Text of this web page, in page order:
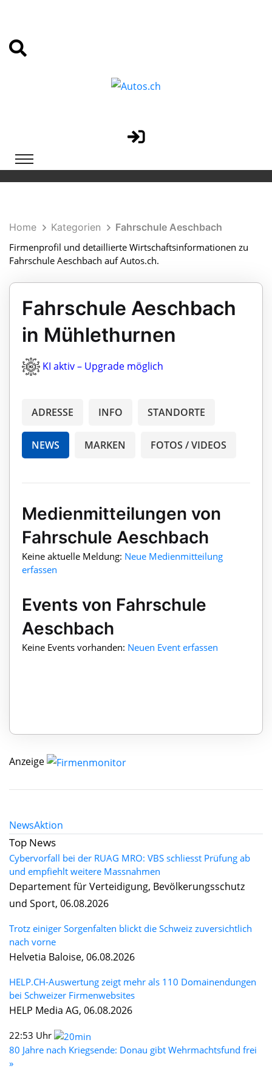
Home Kategorien
Fahrschule Aeschbach
Firmenprofil und detaillierte Wirtschaftsinformationen zu
Fahrschule Aeschbach auf Autos.ch.
Fahrschule Aeschbach
in Mühlethurnen
KI aktiv – Upgrade möglich
ADRESSE INFO STANDORTE
NEWS MARKEN FOTOS / VIDEOS
Medienmitteilungen von
Fahrschule Aeschbach
Keine aktuelle Meldung: Neue Medienmitteilung
erfassen
Events von Fahrschule
Aeschbach
Keine Events vorhanden: Neuen Event erfassen
Anzeige
NewsAktion
Top News
Cybervorfall bei der RUAG MRO: VBS schliesst Prüfung ab
und empfiehlt weitere Massnahmen
Departement für Verteidigung, Bevölkerungsschutz
und Sport, 06.08.2026
Trotz einiger Sorgenfalten blickt die Schweiz zuversichtlich
nach vorne
Helvetia Baloise, 06.08.2026
HELP.CH-Auswertung zeigt mehr als 110 Domainendungen
bei Schweizer Firmenwebsites
HELP Media AG, 06.08.2026
22:53 Uhr
80 Jahre nach Kriegsende: Donau gibt Wehrmachtsfund frei
»